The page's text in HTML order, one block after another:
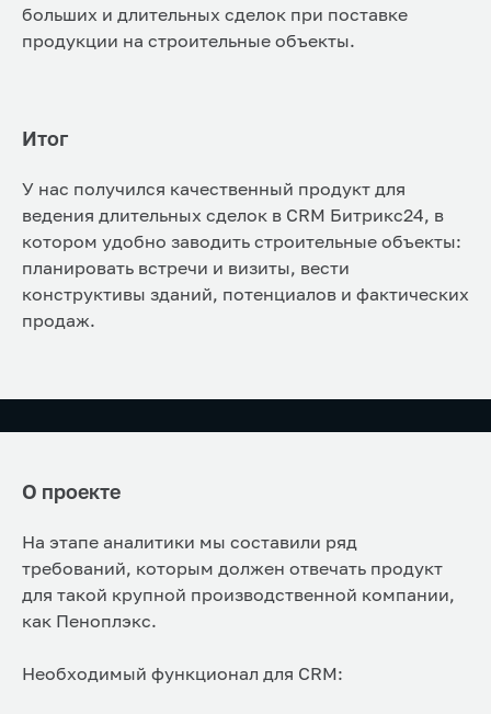
больших и длительных сделок при поставке
продукции на строительные объекты.
Итог
У нас получился качественный продукт для
ведения длительных сделок в CRM Битрикс24, в
котором удобно заводить строительные объекты:
планировать встречи и визиты, вести
конструктивы зданий, потенциалов и фактических
продаж.
О проекте
На этапе аналитики мы составили ряд
требований, которым должен отвечать продукт
для такой крупной производственной компании,
как Пеноплэкс.
Необходимый функционал для CRM: